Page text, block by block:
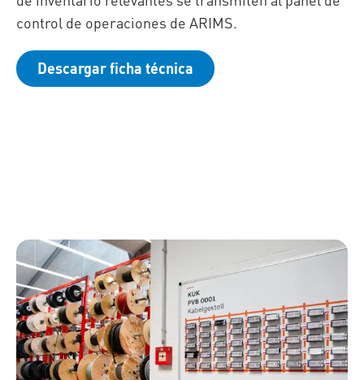
control de operaciones de ARIMS.
Descargar ficha técnica